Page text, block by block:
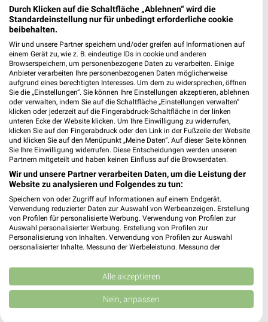
Ernsting's family Idar-Oberstein
55743 Idar-Oberstein
Heute 09:00 - 16:00 Uhr | Geöffnet
527,39 km
Woolworth Idar Oberstein
Hauptstr. 357
55743 Idar Oberstein
Heute 09:00 - 16:00 Uhr |
527,39 km
Woolworth Schmelz
Franz-Birrringer-Straße 27
66839 Schmelz
571,22 km
Tchibo Filiale Merzig
Durch Klicken auf die Schaltfläche „Ablehnen“ wird die
Standardeinstellung nur für unbedingt erforderliche cookie
beibehalten.
Wir und unsere Partner speichern und/oder greifen auf Informationen auf
einem Gerät zu, wie z. B. eindeutige IDs in cookie und anderen
Browserspeichern, um personenbezogene Daten zu verarbeiten. Einige
Anbieter verarbeiten Ihre personenbezogenen Daten möglicherweise
aufgrund eines berechtigten Interesses. Um dem zu widersprechen, öffnen
Sie die „Einstellungen“. Sie können Ihre Einstellungen akzeptieren, ablehnen
oder verwalten, indem Sie auf die Schaltfläche „Einstellungen verwalten“
klicken oder jederzeit auf die Fingerabdruck-Schaltfläche in der linken
unteren Ecke der Website klicken. Um Ihre Einwilligung zu widerrufen,
klicken Sie auf den Fingerabdruck oder den Link in der Fußzeile der Website
und klicken Sie auf den Menüpunkt „Meine Daten“. Auf dieser Seite können
Sie Ihre Einwilligung widerrufen. Diese Entscheidungen werden unseren
Partnern mitgeteilt und haben keinen Einfluss auf die Browserdaten.
Wir und unsere Partner verarbeiten Daten, um die Leistung der
Website zu analysieren und Folgendes zu tun:
Speichern von oder Zugriff auf Informationen auf einem Endgerät.
Verwendung reduzierter Daten zur Auswahl von Werbeanzeigen. Erstellung
von Profilen für personalisierte Werbung. Verwendung von Profilen zur
Auswahl personalisierter Werbung. Erstellung von Profilen zur
Personalisierung von Inhalten. Verwendung von Profilen zur Auswahl
personalisierter Inhalte. Messung der Werbeleistung. Messung der
Kombinationen von Daten aus verschiedenen Quellen. Entwicklung und
Verbesserung der Angebote. Verwendung reduzierter Daten zur Auswahl
von Inhalten.
Daten können außerhalb der Europäischen Union weitergegeben und in die
USA gesendet werden.
Alle akzeptieren
Nein, anpassen